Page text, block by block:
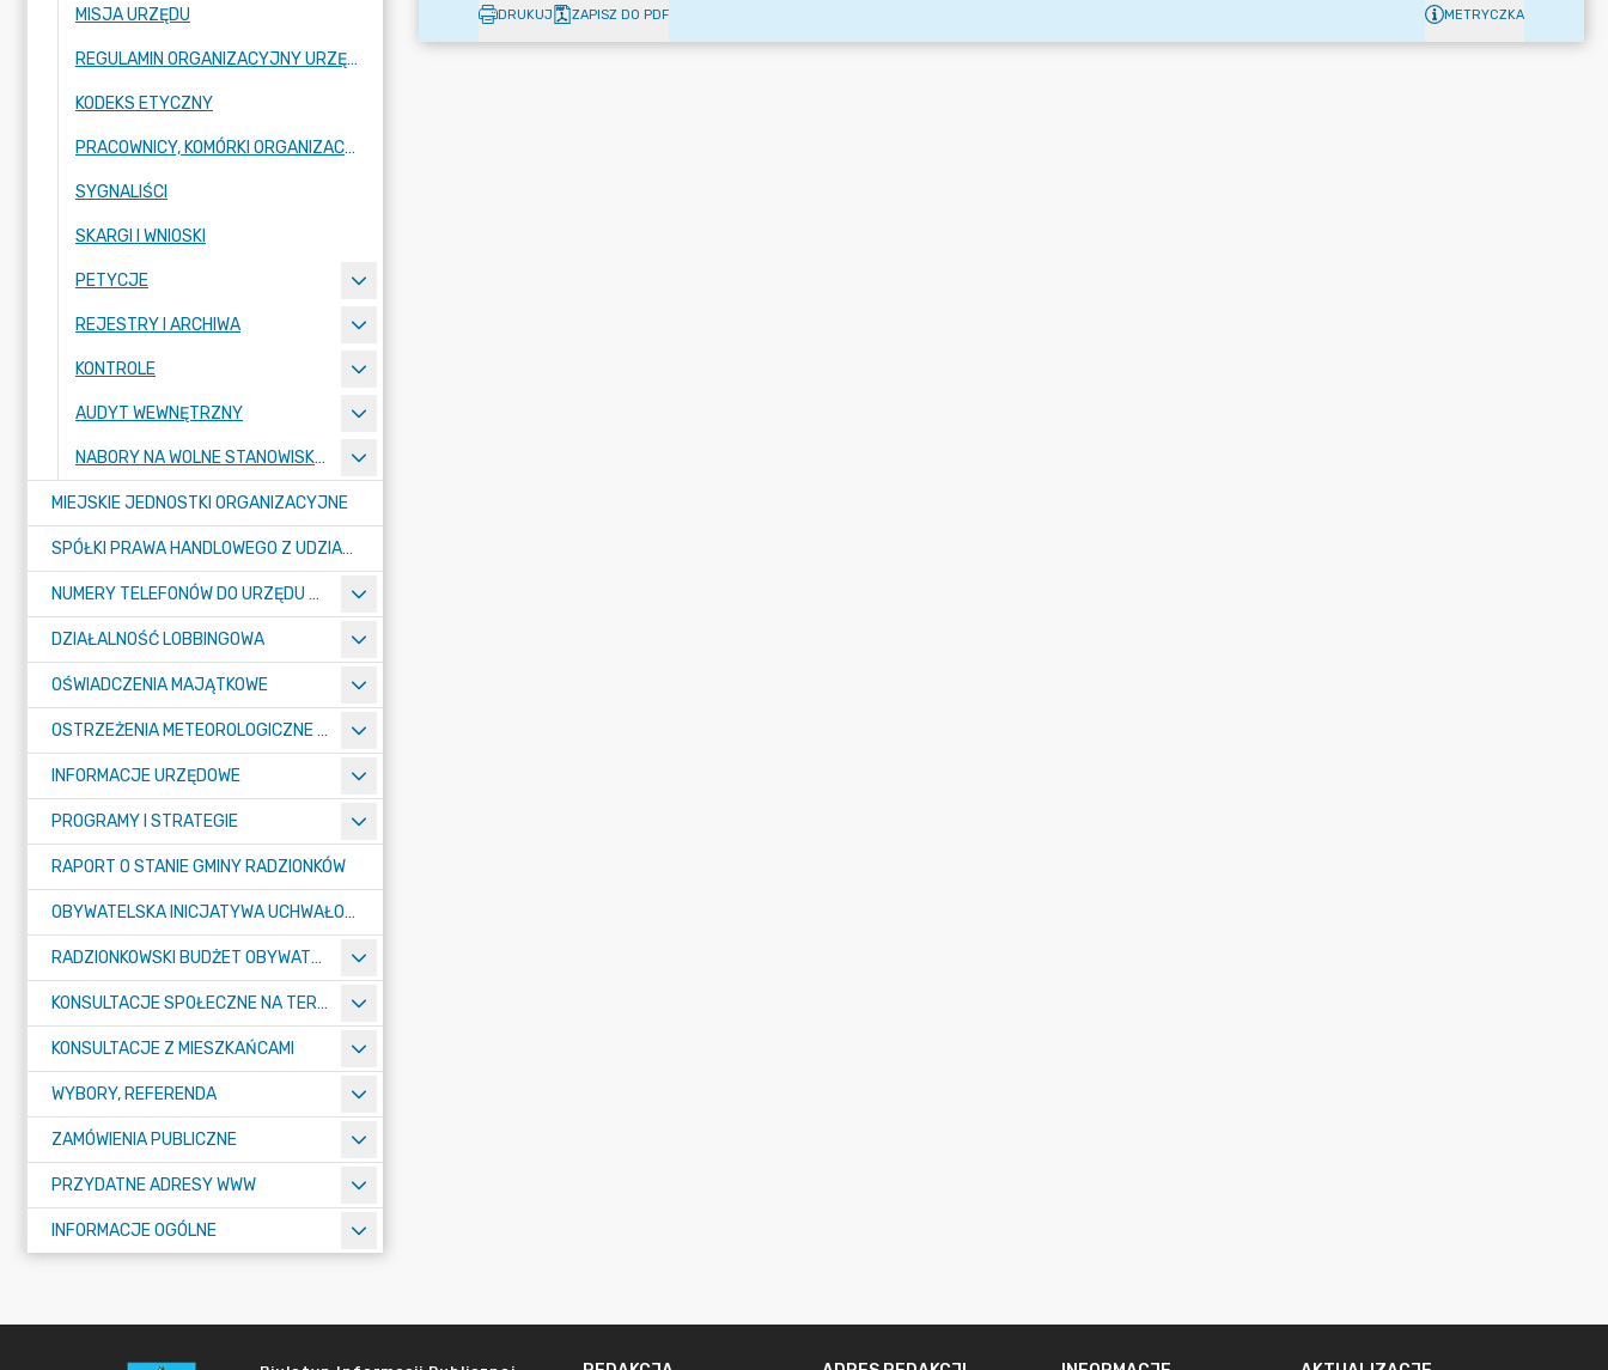
MISJA URZĘDU
REGULAMIN ORGANIZACYJNY URZĘDU
KODEKS ETYCZNY
PRACOWNICY, KOMÓRKI ORGANIZACYJNE URZĘDU
SYGNALIŚCI
SKARGI I WNIOSKI
PETYCJE
REJESTRY I ARCHIWA
KONTROLE
AUDYT WEWNĘTRZNY
NABORY NA WOLNE STANOWISKA PRACY
MIEJSKIE JEDNOSTKI ORGANIZACYJNE
SPÓŁKI PRAWA HANDLOWEGO Z UDZIAŁEM GMINY
NUMERY TELEFONÓW DO URZĘDU MIASTA, MIEJSKICH JEDNOSTEK ORGANIZACYJNYCH ORAZ SPÓŁEK PRAWA HANDLOWEGO Z UDZIAŁEM GMINY
DZIAŁALNOŚĆ LOBBINGOWA
OŚWIADCZENIA MAJĄTKOWE
OSTRZEŻENIA METEOROLOGICZNE O ZŁYM STANIE POWIETRZA I INNE
INFORMACJE URZĘDOWE
PROGRAMY I STRATEGIE
RAPORT O STANIE GMINY RADZIONKÓW
OBYWATELSKA INICJATYWA UCHWAŁODAWCZA
RADZIONKOWSKI BUDŻET OBYWATELSKI
KONSULTACJE SPOŁECZNE NA TERENIE MIASTA RADZIONKÓW
KONSULTACJE Z MIESZKAŃCAMI
WYBORY, REFERENDA
ZAMÓWIENIA PUBLICZNE
PRZYDATNE ADRESY WWW
INFORMACJE OGÓLNE
DRUKUJ ZAPISZ DO PDF METRYCZKA